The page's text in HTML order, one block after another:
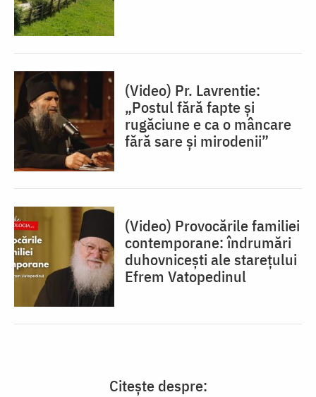
(Video) Pr. Lavrentie:
„Postul fără fapte și
rugăciune e ca o mâncare
fără sare și mirodenii”
(Video) Provocările familiei
contemporane: îndrumări
duhovnicești ale starețului
Efrem Vatopedinul
Citește despre: